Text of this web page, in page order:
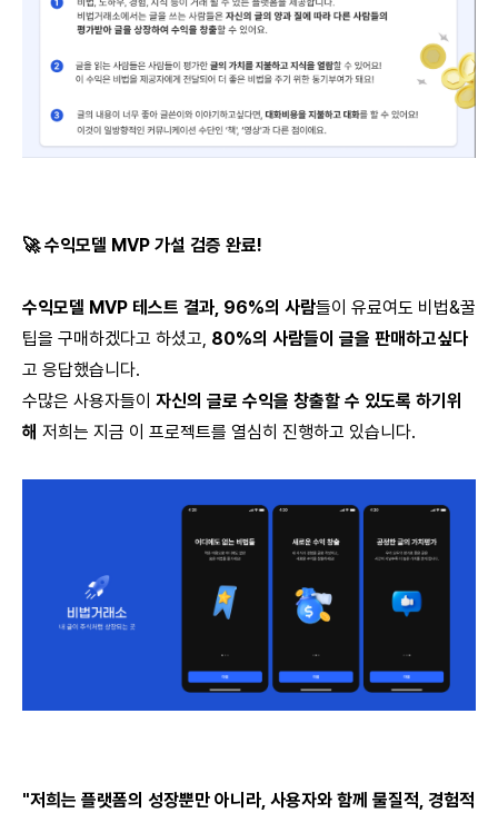
🚀 수익모델 MVP 가설 검증 완료!
수익모델 MVP 테스트 결과, 96%의 사람들이 유료여도 비법&꿀
팁을 구매하겠다고 하셨고, 80%의 사람들이 글을 판매하고싶다
고 응답했습니다.
수많은 사용자들이 자신의 글로 수익을 창출할 수 있도록 하기위
해 저희는 지금 이 프로젝트를 열심히 진행하고 있습니다.
"저희는 플랫폼의 성장뿐만 아니라, 사용자와 함께 물질적, 경험적